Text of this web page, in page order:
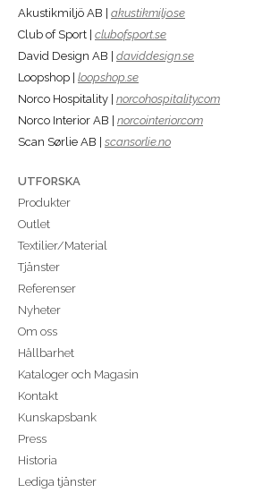
Akustikmiljö AB | akustikmiljo.se
Club of Sport | clubofsport.se
David Design AB | daviddesign.se
Loopshop | loopshop.se
Norco Hospitality | norcohospitality.com
Norco Interior AB | norcointerior.com
Scan Sørlie AB | scansorlie.no
UTFORSKA
Produkter
Outlet
Textilier/Material
Tjänster
Referenser
Nyheter
Om oss
Hållbarhet
Kataloger och Magasin
Kontakt
Kunskapsbank
Press
Historia
Lediga tjänster